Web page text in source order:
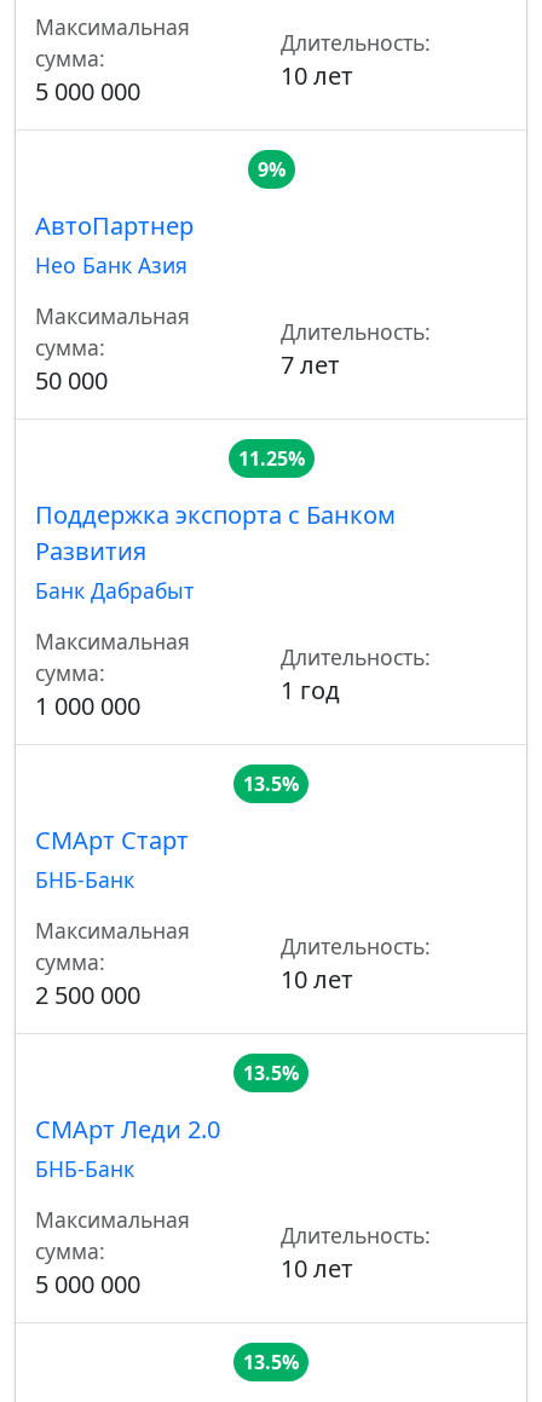
Максимальная
сумма:
5 000 000
Длительность:
10 лет
9%
АвтоПартнер
Нео Банк Азия
Максимальная
сумма:
50 000
Длительность:
7 лет
11.25%
Поддержка экспорта с Банком
Развития
Банк Дабрабыт
Максимальная
сумма:
1 000 000
Длительность:
1 год
13.5%
СМАрт Старт
БНБ-Банк
Максимальная
сумма:
2 500 000
Длительность:
10 лет
13.5%
СМАрт Леди 2.0
БНБ-Банк
Максимальная
сумма:
5 000 000
Длительность:
10 лет
13.5%